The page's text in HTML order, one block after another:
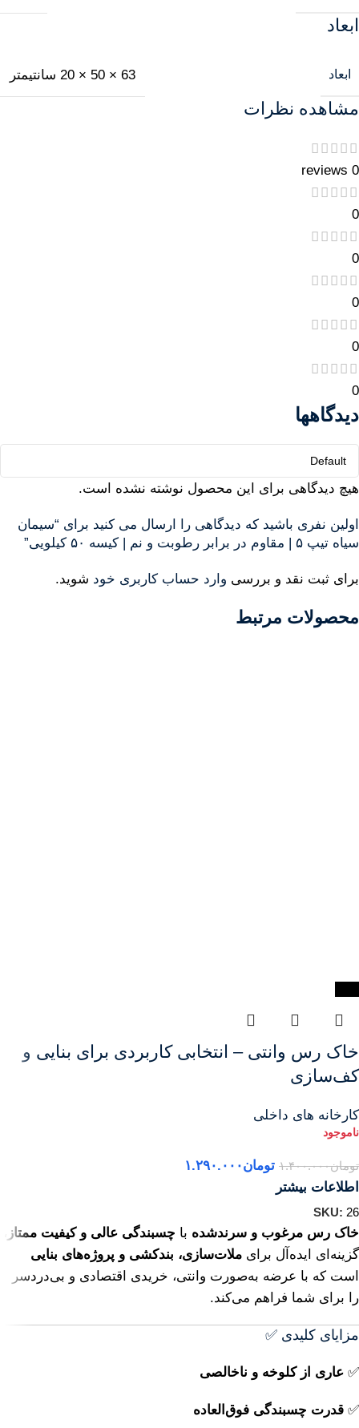
ابعاد
ابعاد 63 × 50 × 20 سانتیمتر
مشاهده نظرات
0 reviews
0
0
0
0
0
دیدگاهها
هیچ دیدگاهی برای این محصول نوشته نشده است.
اولین نفری باشید که دیدگاهی را ارسال می کنید برای “سیمان
سیاه تیپ ۵ | مقاوم در برابر رطوبت و نم | کیسه ۵۰ کیلویی”
برای ثبت نقد و بررسی وارد حساب کاربری خود شوید.
محصولات مرتبط
خاک رس وانتی – انتخابی کاربردی برای بنایی و
کف‌سازی
کارخانه های داخلی
تومان۱.۴۰۰.۰۰۰ تومان۱.۲۹۰.۰۰۰
اطلاعات بیشتر
SKU: 26
خاک رس مرغوب و سرندشده با چسبندگی عالی و کیفیت ممتاز
گزینه‌ای ایده‌آل برای ملات‌سازی، بندکشی و پروژه‌های بنایی
است که با عرضه به‌صورت وانتی، خریدی اقتصادی و بی‌دردسر
را برای شما فراهم می‌کند.
مزایای کلیدی ✅
✅ عاری از کلوخه و ناخالصی
✅ قدرت چسبندگی فوق‌العاده